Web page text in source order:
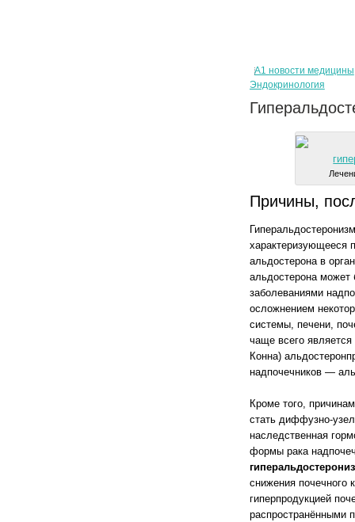
А1 новости медицины
Эндокринология
Причины,
характеризующееся
альдостерона в
альдостерона
заболеваниями
осложнением
системы, печени,
чаще всего
Конна)
надпочечников —
Кроме того,
стать диффузно-
наследственная
формы рака
снижения почечного
гиперпродукцией
распространёнными